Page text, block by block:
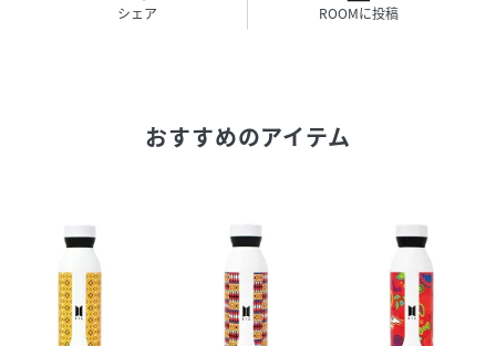
W7×D7×H23cm
ステンレススチール、PP
パッキン：シリコン樹脂
【原産国】
中国
シェア ROOMに投稿
おすすめのアイテム